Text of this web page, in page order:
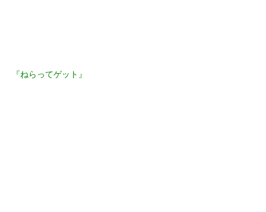
『ねらってゲット』